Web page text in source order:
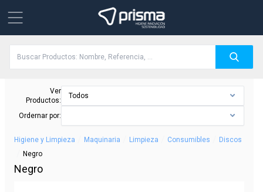
Ver
Productos:
Todos
Ordernar por:
Higiene y Limpieza Maquinaria Limpieza Consumibles Discos
Negro
Negro